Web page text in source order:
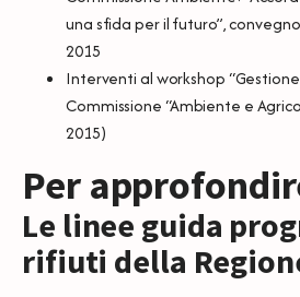
una sfida per il futuro”,
2015
Interventi al workshop
Commissione “Ambiente e
2015)
Per
Le linee guida
rifiuti della